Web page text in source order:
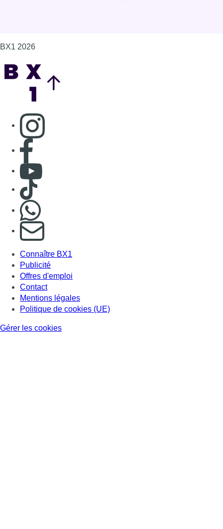
BX1 2026
Consulter page Instagram
Consulter page Facebook
Consulter Youtube
Consulter TikTok
S'abonner à notre newsletter
Connaître BX1
Publicité
Offres d'emploi
Contact
Mentions légales
Politique de cookies (UE)
Gérer les cookies